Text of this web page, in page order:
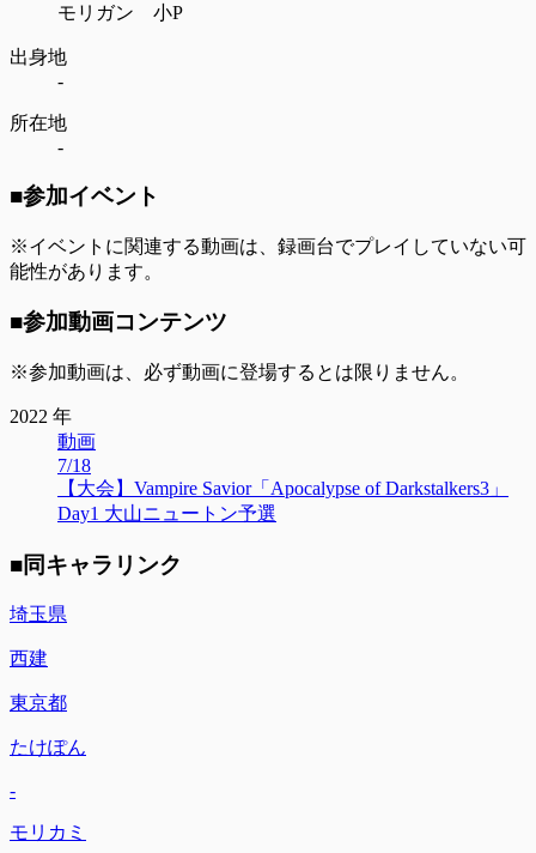
モリガン 小P
出身地
-
所在地
-
■参加イベント
※イベントに関連する動画は、録画台でプレイしていない可
能性があります。
■参加動画コンテンツ
※参加動画は、必ず動画に登場するとは限りません。
2022 年
動画
7/18
【大会】Vampire Savior「Apocalypse of Darkstalkers3」
Day1 大山ニュートン予選
■同キャラリンク
埼玉県
西建
東京都
たけぽん
-
モリカミ